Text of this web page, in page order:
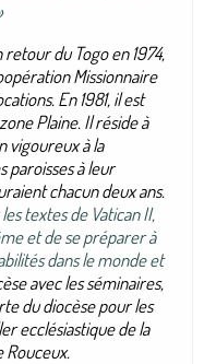
du Togo en 1974,
Missionnaire
En 1981, il est
Plaine. Il réside à
vigoureux à la
paroisses à leur
chacun deux ans.
textes de Vatican II,
et de se préparer à
dans le monde et
avec les séminaires,
du diocèse pour les
ecclésiastique de la
Rouceux.